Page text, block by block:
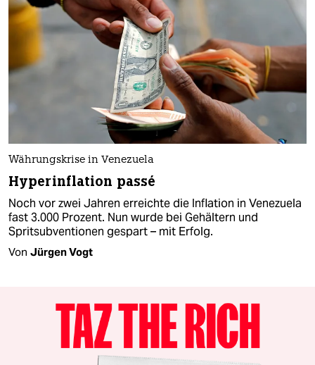
Währungskrise in Venezuela
Hyperinflation passé
Noch vor zwei Jahren erreichte die Inflation in Venezuela
fast 3.000 Prozent. Nun wurde bei Gehältern und
Spritsubventionen gespart – mit Erfolg.
Von Jürgen Vogt